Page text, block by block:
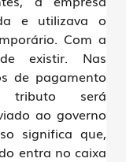
e utilizava o
. Com a
existir. Nas
de pagamento
será
ao governo
significa que,
entra no caixa